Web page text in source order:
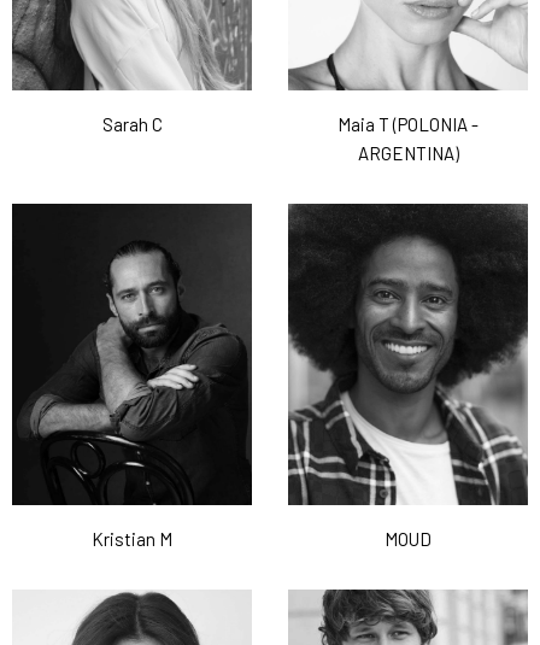
Sarah C
Maia T (POLONIA -
ARGENTINA)
Kristian M MOUD